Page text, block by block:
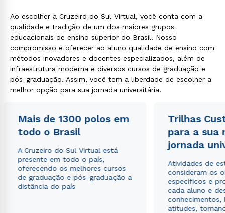
Ao escolher a Cruzeiro do Sul Virtual, você conta com a
qualidade e tradição de um dos maiores grupos
educacionais de ensino superior do Brasil. Nosso
compromisso é oferecer ao aluno qualidade de ensino com
métodos inovadores e docentes especializados, além de
infraestrutura moderna e diversos cursos de graduação e
pós-graduação. Assim, você tem a liberdade de escolher a
melhor opção para sua jornada universitária.
Mais de 1300 polos em
todo o Brasil
A Cruzeiro do Sul Virtual está
presente em todo o país,
oferecendo os melhores cursos
de graduação e pós-graduação a
distância do país
Trilhas
para a sua
jornada
Atividades de
consideram os
específicos e
cada aluno e
conhecimentos,
atitudes,